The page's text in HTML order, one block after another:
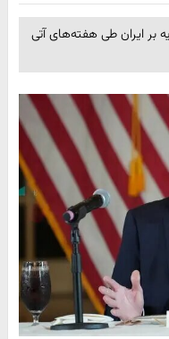
بر ایران طی هفته‌های آتی